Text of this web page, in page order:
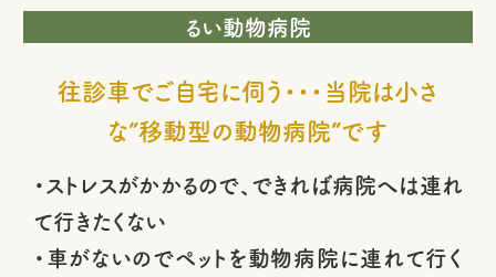
るい動物病院
往診車でご自宅に伺う・・・当院は小さ
な”移動型の動物病院”です
・ストレスがかかるので、できれば病院へは連れ
て行きたくない
・車がないのでペットを動物病院に連れて行く